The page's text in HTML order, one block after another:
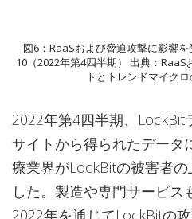
図6：RaaSおよび脅迫攻撃に影響
10（2022年第4四半期） 出典：
トとトレンドマイク
2022年第4四半期、LockBit
サイトから得られたデータ
療業界がLockBitの被害者
した。製造や専門サービ
2022年を通じてLockBitの